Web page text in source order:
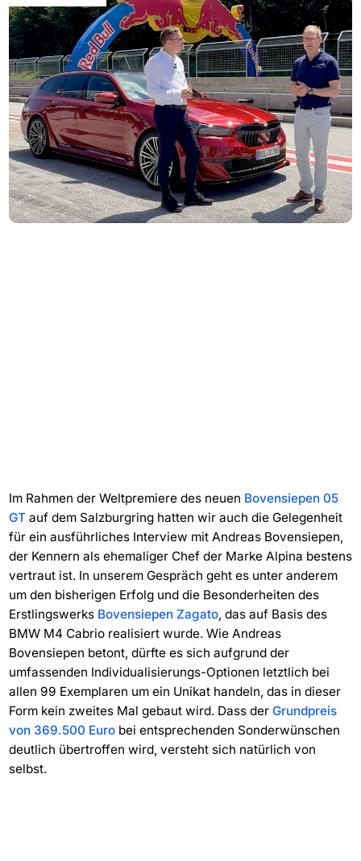
Im Rahmen der Weltpremiere des neuen Bovensiepen 05
GTauf dem Salzburgring hatten wir auch die Gelegenheit
für ein ausführliches Interview mit Andreas Bovensiepen,
der Kennern als ehemaliger Chef der Marke Alpina bestens
vertraut ist. In unserem Gespräch geht es unter anderem
um den bisherigen Erfolg und die Besonderheiten des
Erstlingswerks Bovensiepen Zagato, das auf Basis des
BMW M4 Cabrio realisiert wurde. Wie Andreas
Bovensiepen betont, dürfte es sich aufgrund der
umfassenden Individualisierungs-Optionen letztlich bei
allen 99 Exemplaren um ein Unikat handeln, das in dieser
Form kein zweites Mal gebaut wird. Dass der Grundpreis
von 369.500 Eurobei entsprechenden Sonderwünschen
deutlich übertroffen wird, versteht sich natürlich von
selbst.